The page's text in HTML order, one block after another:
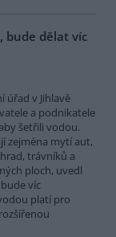
bude dělat víc
úřad v Jihlavě
a podnikatele
šetřili vodou.
zejména mytí aut,
trávníků a
ploch, uvedl
víc
platí pro